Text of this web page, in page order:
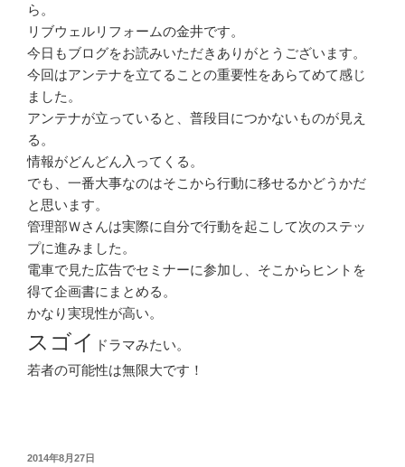
ら。
リブウェルリフォームの金井です。
今日もブログをお読みいただきありがとうございます。
今回はアンテナを立てることの重要性をあらてめて感じ
ました。
アンテナが立っていると、普段目につかないものが見え
る。
情報がどんどん入ってくる。
でも、一番大事なのはそこから行動に移せるかどうかだ
と思います。
管理部Ｗさんは実際に自分で行動を起こして次のステッ
プに進みました。
電車で見た広告でセミナーに参加し、そこからヒントを
得て企画書にまとめる。
かなり実現性が高い。
スゴイ ドラマみたい。
若者の可能性は無限大です！
投
2014年8月27日